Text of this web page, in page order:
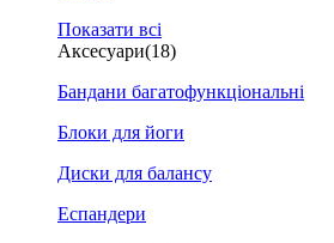
Показати всі
Аксесуари(18)
Бандани багатофункціональні
Блоки для йоги
Диски для балансу
Еспандери